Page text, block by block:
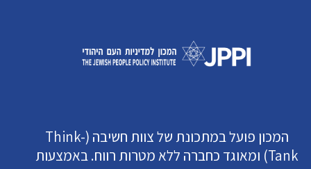
המכון פועל במתכונת של צוות חשיבה (Think-
Tank) ומאוגד כחברה ללא מטרות רווח. באמצעות